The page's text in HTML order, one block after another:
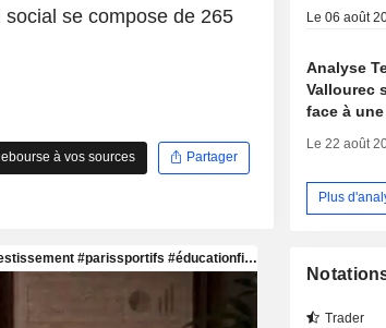
se compose de 265
à vos sources Partager
Le 06 août
Analyse
Vallourec
face à
Le 22 août
Plus
Trader